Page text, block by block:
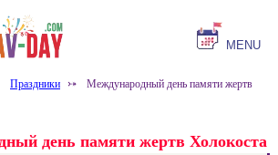
MENU
Праздники ⤐
Международный день памяти жертв
день памяти жертв Холокоста